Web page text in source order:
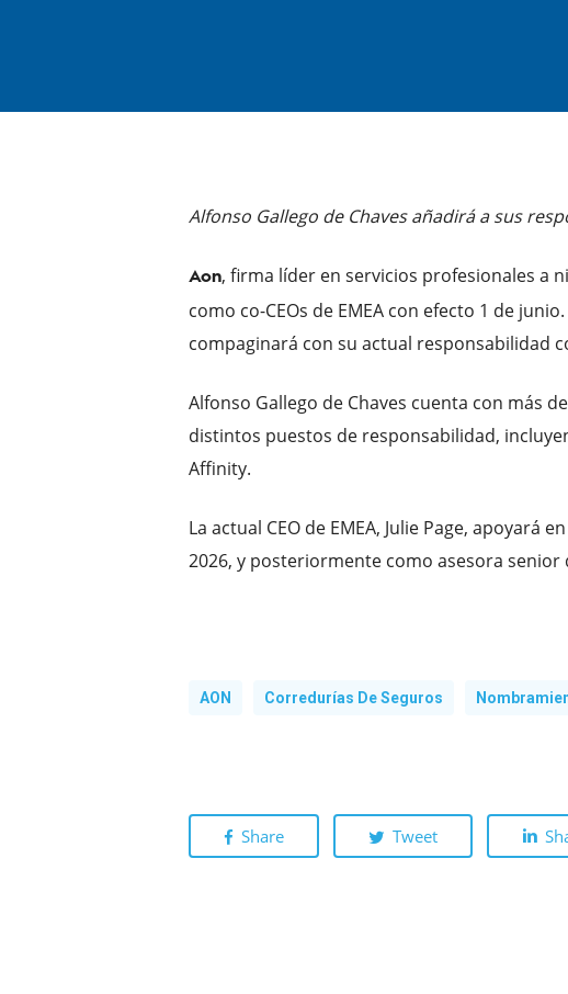
Alfonso Gallego de Chaves añadirá a sus
Aon, firma líder en servicios profesionales a
como co-CEOs de EMEA con efecto 1 de
compaginará con su actual responsabilidad
Alfonso Gallego de Chaves cuenta con más
distintos puestos de responsabilidad,
Affinity.
La actual CEO de EMEA, Julie Page,
2026, y posteriormente como asesora senior
AON Corredurías De Seguros
Share Tweet